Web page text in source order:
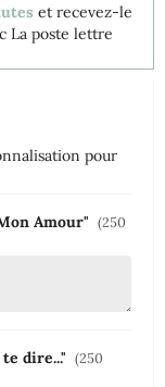
et recevez-le
La poste lettre
pour
Amour" (250
dire..." (250